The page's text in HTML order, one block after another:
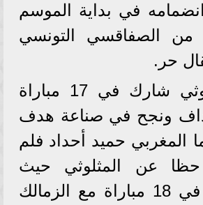
انضمامه في بداية الموسم
من الصفاقسي التونسي
حر.
حمزة المثلوثي شارك في 17 مباراة
ونجح في صناعة هدف
المغربي حميد أحداد فلم
حظا عن المثلوثي حيث
شارك أحداد في 18 مباراة مع الزمالك